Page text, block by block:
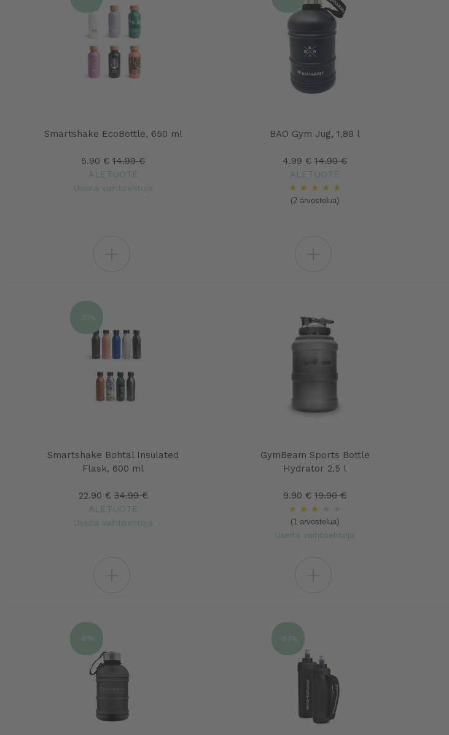
Smartshake EcoBottle, 650 ml
5.90 € 14.99 €
ALETUOTE
Useita vaihtoehtoja
BAO Gym Jug, 1,89 l
4.99 € 14.90 €
ALETUOTE
★ ★ ★ ★ ★
(2 arvostelua)
Smartshake Bohtal Insulated
Flask, 600 ml
22.90 € 34.99 €
ALETUOTE
Useita vaihtoehtoja
-35%
GymBeam Sports Bottle
Hydrator 2.5 l
9.90 € 19.90 €
★ ★ ★
(1 arvostelua)
Useita vaihtoehtoja
-61% -67%